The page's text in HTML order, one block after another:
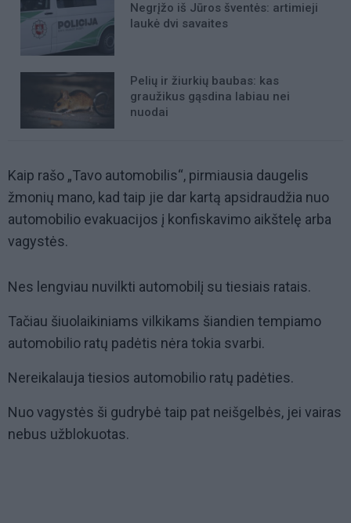
Negrįžo iš Jūros šventės: artimieji
laukė dvi savaites
Pelių ir žiurkių baubas: kas
graužikus gąsdina labiau nei
nuodai
Kaip rašo „Tavo automobilis“, pirmiausia daugelis
žmonių mano, kad taip jie dar kartą apsidraudžia nuo
automobilio evakuacijos į konfiskavimo aikštelę arba
vagystės.
Nes lengviau nuvilkti automobilį su tiesiais ratais.
Tačiau šiuolaikiniams vilkikams šiandien tempiamo
automobilio ratų padėtis nėra tokia svarbi.
Nereikalauja tiesios automobilio ratų padėties.
Nuo vagystės ši gudrybė taip pat neišgelbės, jei vairas
nebus užblokuotas.